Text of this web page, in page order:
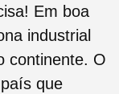
Em boa
industrial
continente. O
que